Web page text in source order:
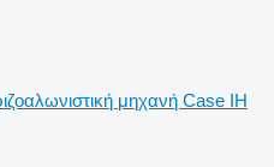
μηχανή Case IH